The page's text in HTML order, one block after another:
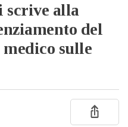
scrive alla
del
medico sulle